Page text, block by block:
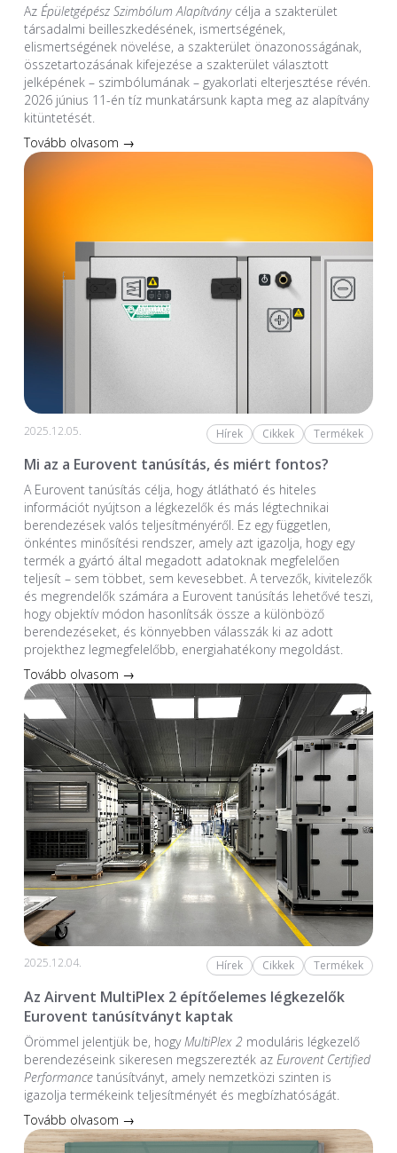
Az Épületgépész Szimbólum Alapítványcélja a szakterület
társadalmi beilleszkedésének, ismertségének,
elismertségének növelése, a szakterület önazonosságának,
összetartozásának kifejezése a szakterület választott
jelképének – szimbólumának – gyakorlati elterjesztése révén.
2026 június 11-én tíz munkatársunk kapta meg az alapítvány
kitüntetését.
Tovább olvasom →
2025.12.05. Hírek Cikkek Termékek
Mi az a Eurovent tanúsítás, és miért fontos?
A Eurovent tanúsítás célja, hogy átlátható és hiteles
információt nyújtson a légkezelők és más légtechnikai
berendezések valós teljesítményéről. Ez egy független,
önkéntes minősítési rendszer, amely azt igazolja, hogy egy
termék a gyártó által megadott adatoknak megfelelően
teljesít – sem többet, sem kevesebbet. A tervezők, kivitelezők
és megrendelők számára a Eurovent tanúsítás lehetővé teszi,
hogy objektív módon hasonlítsák össze a különböző
berendezéseket, és könnyebben válasszák ki az adott
projekthez legmegfelelőbb, energiahatékony megoldást.
Tovább olvasom →
2025.12.04. Hírek Cikkek Termékek
Az Airvent MultiPlex 2 építőelemes légkezelők
Eurovent tanúsítványt kaptak
Örömmel jelentjük be, hogyMultiPlex 2moduláris légkezelő
berendezéseink sikeresen megszerezték az Eurovent Certified
Performancetanúsítványt, amely nemzetközi szinten is
igazolja termékeink teljesítményét és megbízhatóságát.
Tovább olvasom →